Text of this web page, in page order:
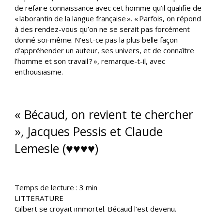
de refaire connaissance avec cet homme qu’il qualifie de
« laborantin de la langue française ». « Parfois, on répond
à des rendez-vous qu’on ne se serait pas forcément
donné soi-même. N’est-ce pas la plus belle façon
d’appréhender un auteur, ses univers, et de connaître
l’homme et son travail ? », remarque-t-il, avec
enthousiasme.
« Bécaud, on revient te chercher
», Jacques Pessis et Claude
Lemesle (♥♥♥♥)
Temps de lecture : 3 min
LITTERATURE
Gilbert se croyait immortel. Bécaud l’est devenu.